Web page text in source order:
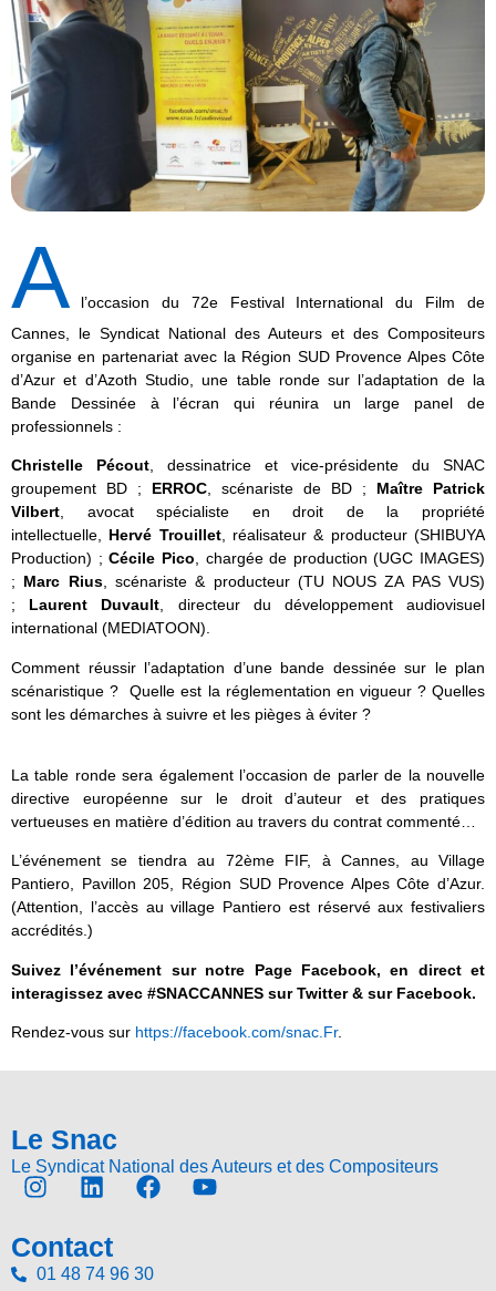
A
l’occasion du 72e Festival International du Film de
Cannes, le Syndicat National des Auteurs et des Compositeurs
organise en partenariat avec la Région SUD Provence Alpes Côte
d’Azur et d’Azoth Studio, une table ronde sur l’adaptation de la
Bande Dessinée à l’écran qui réunira un large panel de
professionnels :
Christelle Pécout , dessinatrice et vice-présidente du SNAC
groupement BD ; ERROC , scénariste de BD ; Maître Patrick
Vilbert , avocat spécialiste en droit de la propriété
intellectuelle, Hervé Trouillet, réalisateur & producteur (SHIBUYA
Production) ;Cécile Pico , chargée de production (UGC IMAGES)
; Marc Rius, scénariste & producteur (TU NOUS ZA PAS VUS)
; Laurent Duvault , directeur du développement audiovisuel
international (MEDIATOON).
Comment réussir l’adaptation d’une bande dessinée sur le plan
scénaristique ? Quelle est la réglementation en vigueur ? Quelles
sont les démarches à suivre et les pièges à éviter ?
La table ronde sera également l’occasion de parler de la nouvelle
directive européenne sur le droit d’auteur et des pratiques
vertueuses en matière d’édition au travers du contrat commenté…
L’événement se tiendra au 72ème FIF, à Cannes, au Village
Pantiero, Pavillon 205, Région SUD Provence Alpes Côte d’Azur.
(Attention, l’accès au village Pantiero est réservé aux festivaliers
accrédités.)
Suivez l’événement sur notre Page Facebook, en direct et
interagissez avec #SNACCANNES sur Twitter & sur Facebook.
Rendez-vous sur https://facebook.com/snac.Fr.
Le Snac
Le Syndicat National des Auteurs et des Compositeurs
Contact
01 48 74 96 30